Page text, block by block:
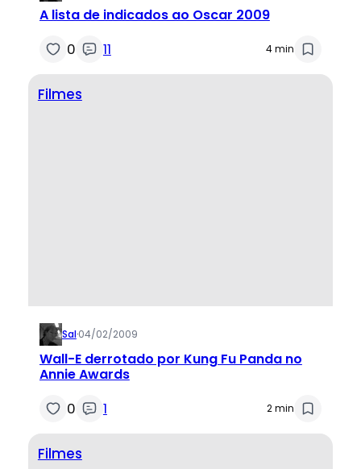
A lista de indicados ao Oscar 2009
0 11 4 min
Filmes
Sal·04/02/2009
Wall-E derrotado por Kung Fu Panda no
Annie Awards
0 1 2 min
Filmes